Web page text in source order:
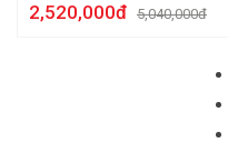
2,520,000đ 5,040,000đ